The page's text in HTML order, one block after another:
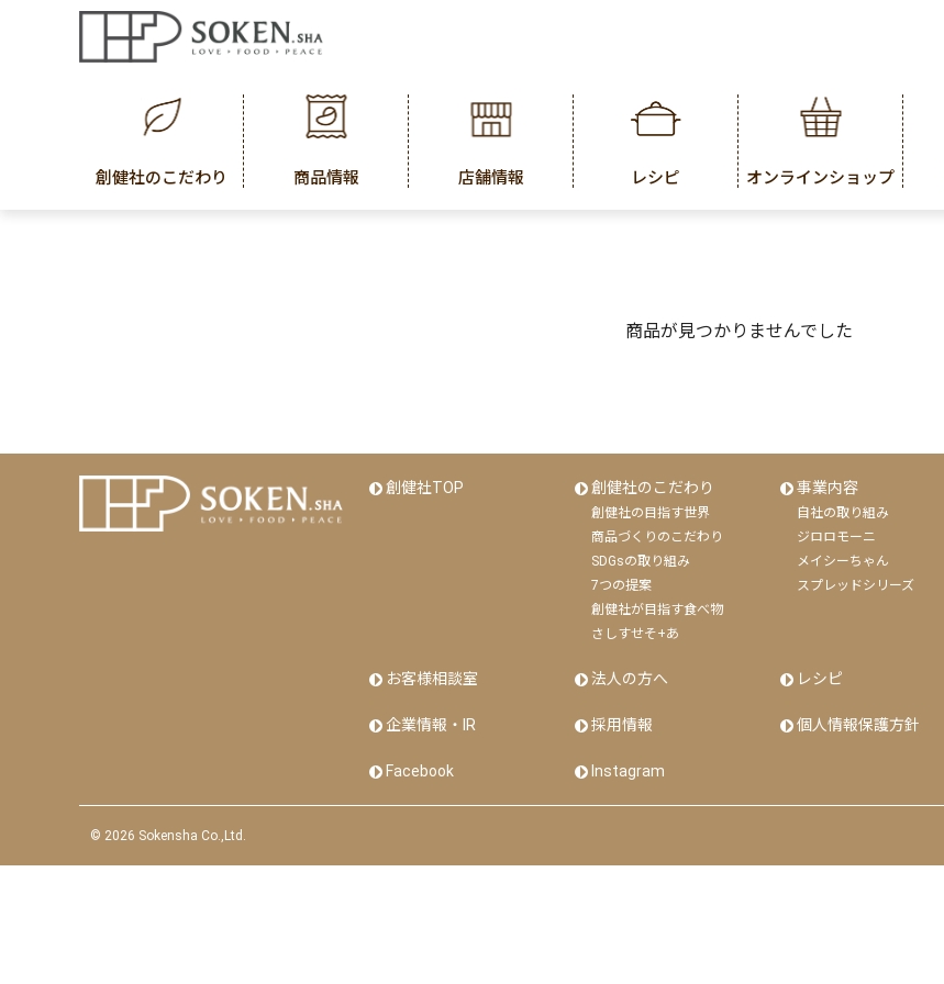
創健社のこだわり 商品情報 店舗情報 レシピ オンラインショップ
商品が見つかりませんでした
創健社TOP 創健社のこだわり
創健社の目指す世界
商品づくりのこだわり
SDGsの取り組み
7つの提案
創健社が目指す食べ物
さしすせそ+あ
事業内容
自社の取り組み
ジロロモーニ
メイシーちゃん
スプレッドシリーズ
お客様相談室 法人の方へ レシピ
企業情報・IR 採用情報 個人情報保護方針
Facebook Instagram
© 2026 Sokensha Co.,Ltd.